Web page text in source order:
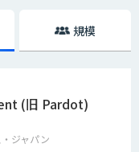
規模
(旧 Pardot)
ジャパン